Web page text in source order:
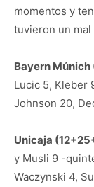
momentos y
tuvieron un mal
Bayern Múnich
Lucic 5, Kleber
Johnson 20,
Unicaja
y Musli 9 -
Waczynski 4,